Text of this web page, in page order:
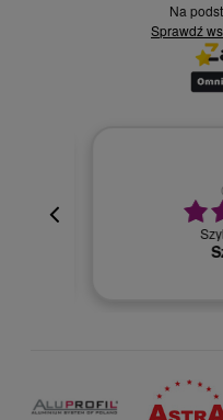
Na
Sprawdź